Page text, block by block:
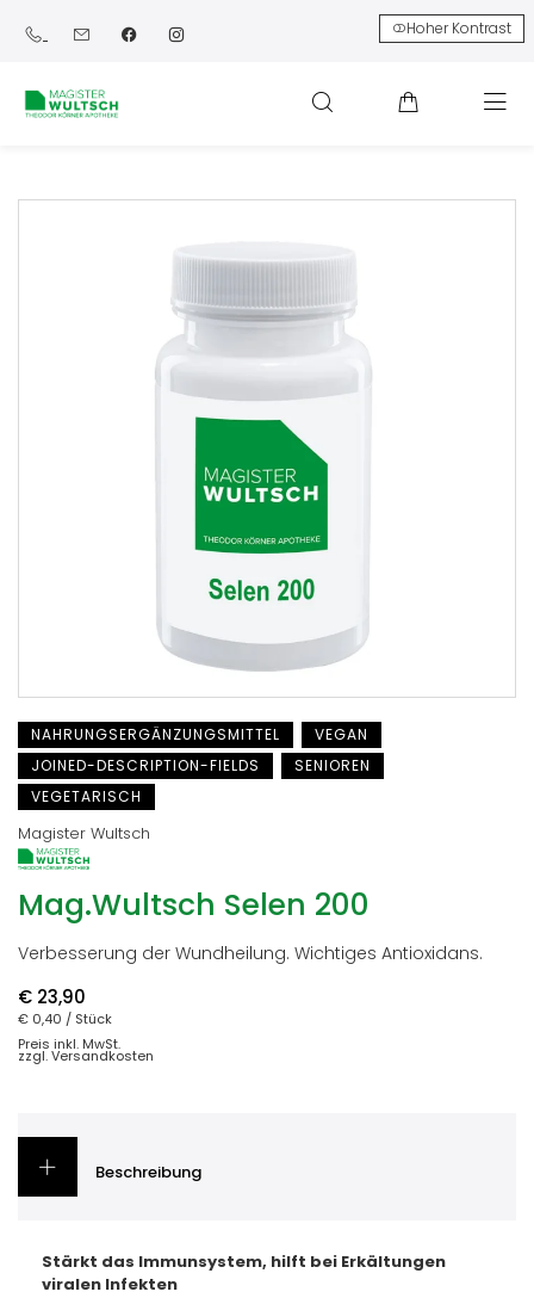
Hoher Kontrast
NAHRUNGSERGÄNZUNGSMITTEL
VEGAN
JOINED-DESCRIPTION-FIELDS
SENIOREN
VEGETARISCH
Magister Wultsch
Mag.Wultsch Selen 200
Verbesserung der Wundheilung. Wichtiges Antioxidans.
€ 23,90
€ 0,40 / Stück
Preis inkl. MwSt.
zzgl. Versandkosten
Beschreibung
Stärkt das Immunsystem, hilft bei Erkältungen
viralen Infekten